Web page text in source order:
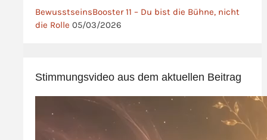
BewusstseinsBooster 11 – Du bist die Bühne, nicht
die Rolle 05/03/2026
Stimmungsvideo aus dem aktuellen Beitrag